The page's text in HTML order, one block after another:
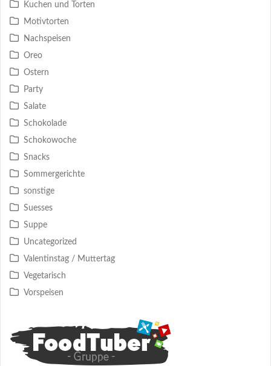
Kuchen und Torten
Motivtorten
Nachspeisen
Oreo
Ostern
Party
Salate
Schokolade
Schokowoche
Snacks
Sommergerichte
sonstige
Suesses
Suppe
Uncategorized
Valentinstag / Muttertag
Vegetarisch
Vorspeisen